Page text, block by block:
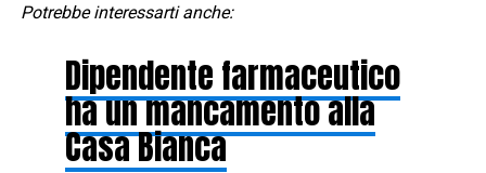
Potrebbe interessarti anche:
Dipendente farmaceutico
ha un mancamento alla
Casa Bianca